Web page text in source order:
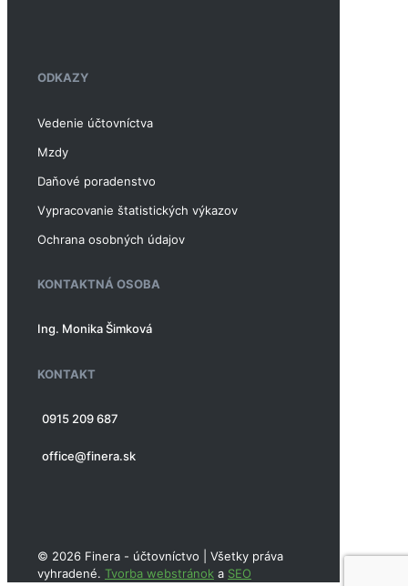
ODKAZY
Vedenie účtovníctva
Mzdy
Daňové poradenstvo
Vypracovanie štatistických výkazov
Ochrana osobných údajov
KONTAKTNÁ OSOBA
Ing. Monika Šimková
KONTAKT
0915 209 687
office@finera.sk
© 2026 Finera - účtovníctvo | Všetky práva
vyhradené. Tvorba webstránok a SEO